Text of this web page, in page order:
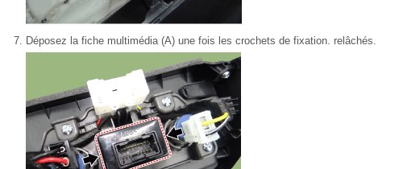
7. Déposez la fiche multimédia (A) une fois les crochets de fixation. relâchés.